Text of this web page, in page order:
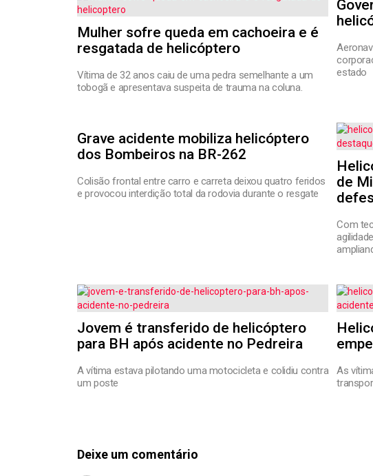
Mulher sofre queda em cachoeira e é
resgatada de helicóptero
Vítima de 32 anos caiu de uma pedra semelhante a um
tobogã e apresentava suspeita de trauma na coluna.
estado
Grave acidente mobiliza helicóptero
dos Bombeiros na BR-262
Colisão frontal entre carro e carreta deixou quatro feridos
e provocou interdição total da rodovia durante o resgate
de
Com
Jovem é transferido de helicóptero
para BH após acidente no Pedreira
A vítima estava pilotando uma motocicleta e colidiu contra
um poste
As
Deixe um comentário